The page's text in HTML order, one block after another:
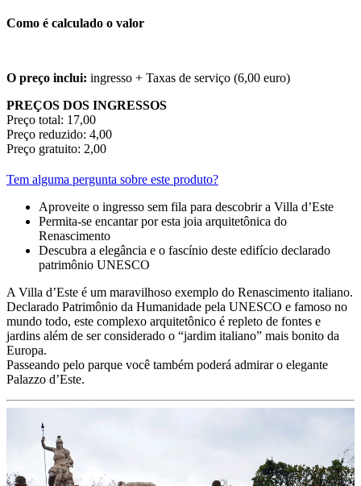
Como é calculado o valor
O preço inclui: ingresso + Taxas de serviço (6,00 euro)
PREÇOS DOS INGRESSOS
Preço total: 17,00
Preço reduzido: 4,00
Preço gratuito: 2,00
Tem alguma pergunta sobre este produto?
Aproveite o ingresso sem fila para descobrir a Villa d’Este
Permita-se encantar por esta joia arquitetônica do
Renascimento
Descubra a elegância e o fascínio deste edifício declarado
patrimônio UNESCO
A Villa d’Este é um maravilhoso exemplo do Renascimento italiano.
Declarado Patrimônio da Humanidade pela UNESCO e famoso no
mundo todo, este complexo arquitetônico é repleto de fontes e
jardins além de ser considerado o “jardim italiano” mais bonito da
Europa.
Passeando pelo parque você também poderá admirar o elegante
Palazzo d’Este.